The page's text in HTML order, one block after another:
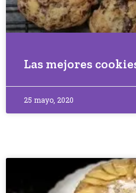
Las mejores
25 mayo, 2020